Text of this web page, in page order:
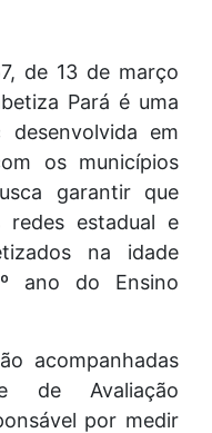
de 13 de março
Pará é uma
em
os municípios
garantir que
estadual e
na idade
ano do Ensino
acompanhadas
de Avaliação
por medir